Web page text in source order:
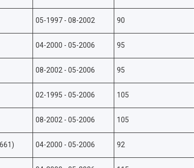
05-1997 - 08-2002 90
04-2000 - 05-2006 95
08-2002 - 05-2006 95
02-1995 - 05-2006 105
08-2002 - 05-2006 105
04-2000 - 05-2006 92